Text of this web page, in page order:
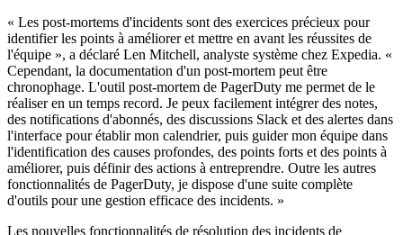
« Les post-mortems d'incidents sont des exercices précieux pour
identifier les points à améliorer et mettre en avant les réussites de
l'équipe », a déclaré Len Mitchell, analyste système chez Expedia. «
Cependant, la documentation d'un post-mortem peut être
chronophage. L'outil post-mortem de PagerDuty me permet de le
réaliser en un temps record. Je peux facilement intégrer des notes,
des notifications d'abonnés, des discussions Slack et des alertes dans
l'interface pour établir mon calendrier, puis guider mon équipe dans
l'identification des causes profondes, des points forts et des points à
améliorer, puis définir des actions à entreprendre. Outre les autres
fonctionnalités de PagerDuty, je dispose d'une suite complète
d'outils pour une gestion efficace des incidents. »
Les nouvelles fonctionnalités de résolution des incidents de